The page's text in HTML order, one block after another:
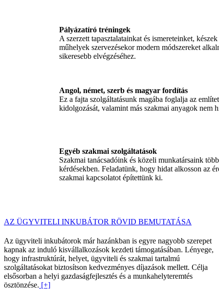
Pályázatíró tréningek
A szerzett tapasztalatainkat és ismereteinket,
műhelyek szervezésekor modern módszereket
sikeresebb elvégzéséhez.
Angol, német, szerb és magyar fordítás
Ez a fajta szolgáltatásunk magába foglalja az
kidolgozását, valamint más szakmai anyagok nem
Egyéb szakmai szolgáltatások
Szakmai tanácsadóink és közeli munkatársaink
kérdésekben. Feladatünk, hogy hidat alkosson az
szakmai kapcsolatot építettünk ki.
AZ ÜGYVITELI INKUBÁTOR RÖVID BEMUTATÁSA
Az ügyviteli inkubátorok már hazánkban is egyre nagyobb szerepet
kapnak az induló kisvállalkozások kezdeti támogatásában. Lényege,
hogy infrastruktúrát, helyet, ügyviteli és szakmai tartalmú
szolgáltatásokat biztosítson kedvezményes díjazások mellett. Célja
elsősorban a helyi gazdaságfejlesztés és a munkahelyteremtés
ösztönzése. [+]